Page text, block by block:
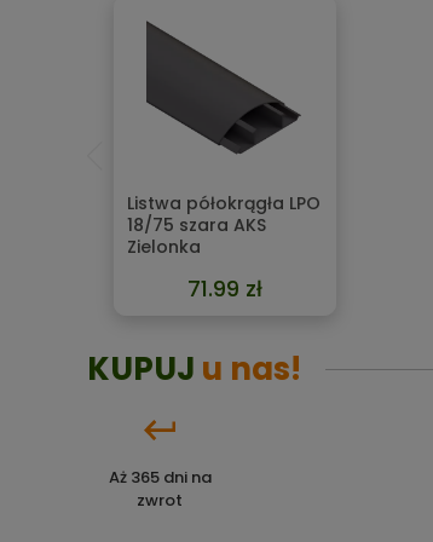
Listwa półokrągła LPO
18/75 szara AKS
Zielonka
71.99 zł
KUPUJ u nas!
Aż 365 dni na
zwrot